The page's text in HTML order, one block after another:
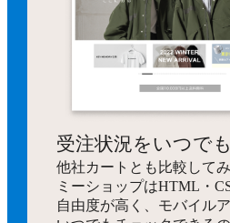
受注状況をいつで
他社カートとも比較して
ミーショップはHTML・
自由度が高く、モバイル